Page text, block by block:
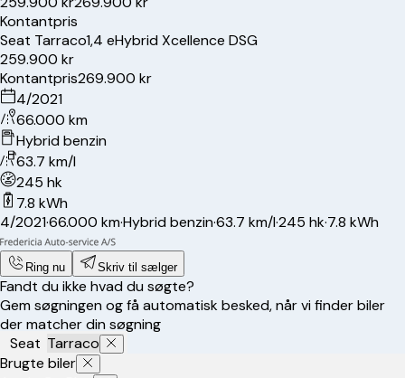
Kontantpris
Seat Tarraco1,4 eHybrid Xcellence DSG
259.900 kr
Kontantpris269.900 kr
4/2021
66.000 km
Hybrid benzin
63.7 km/l
245 hk
7.8 kWh
4/2021·66.000 km·Hybrid benzin·63.7 km/l·245 hk·7.8 kWh
Ring nu Skriv til sælger
Fandt du ikke hvad du søgte?
Gem søgningen og få automatisk besked, når vi finder biler
der matcher din søgning
Seat Tarraco
Brugte biler